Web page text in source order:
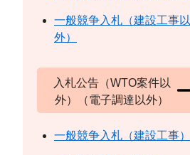
一般競争入札（建設工事以
外）
入札公告（WTO案件以
外）（電子調達以外）
一般競争入札（建設工事）